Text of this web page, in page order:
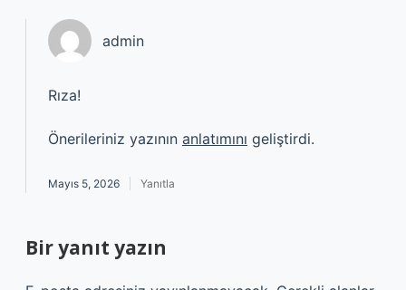
admin
Rıza!
Önerileriniz yazının anlatımını geliştirdi.
Mayıs 5, 2026 Yanıtla
Bir yanıt yazın